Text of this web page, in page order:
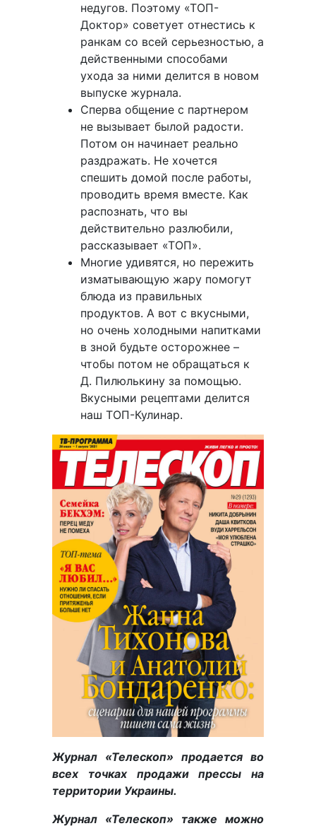
недугов. Поэтому «ТОП-
Доктор» советует отнестись к
ранкам со всей серьезностью, а
действенными способами
ухода за ними делится в новом
выпуске журнала.
Сперва общение с партнером
не вызывает былой радости.
Потом он начинает реально
раздражать. Не хочется
спешить домой после работы,
проводить время вместе. Как
распознать, что вы
действительно разлюбили,
рассказывает «ТОП».
Многие удивятся, но пережить
изматывающую жару помогут
блюда из правильных
продуктов. А вот с вкусными,
но очень холодными напитками
в зной будьте осторожнее –
чтобы потом не обращаться к
Д. Пилюлькину за помощью.
Вкусными рецептами делится
наш ТОП-Кулинар.
Журнал «Телескоп» продается во
всех точках продажи прессы на
территории Украины.
Журнал «Телескоп» также можно